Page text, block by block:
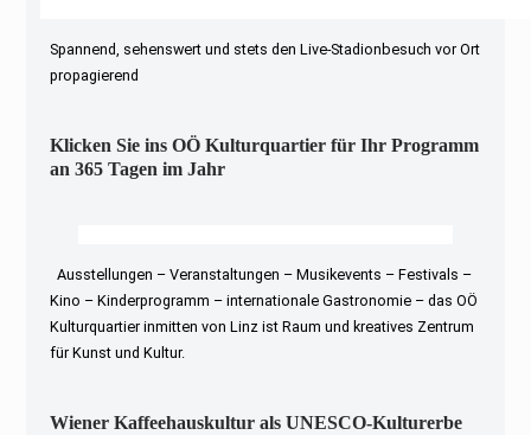
Spannend, sehenswert und stets den Live-Stadionbesuch vor Ort
propagierend
Klicken Sie ins OÖ Kulturquartier für Ihr Programm
an 365 Tagen im Jahr
Ausstellungen – Veranstaltungen – Musikevents – Festivals –
Kino – Kinderprogramm – internationale Gastronomie – das OÖ
Kulturquartier inmitten von Linz ist Raum und kreatives Zentrum
für Kunst und Kultur.
Wiener Kaffeehauskultur als UNESCO-Kulturerbe